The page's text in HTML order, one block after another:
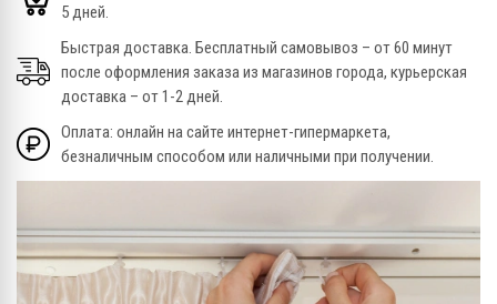
5 дней.
Быстрая доставка. Бесплатный самовывоз – от 60 минут
после оформления заказа из магазинов города, курьерская
доставка – от 1-2 дней.
Оплата: онлайн на сайте интернет-гипермаркета,
безналичным способом или наличными при получении.